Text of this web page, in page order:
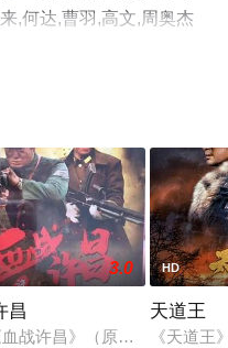
,何达,曹羽,高文,周奥杰
影，手机免费观看高清
平台了解。
3.0
昌
战许昌》（原名《许昌保卫
HD
天道王
《天道